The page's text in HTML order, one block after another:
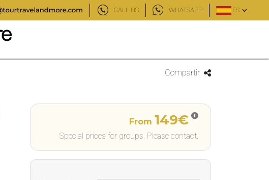
CALL US WHATSAPP ES
Compartir
From 149€
Special prices for groups. Please contact.